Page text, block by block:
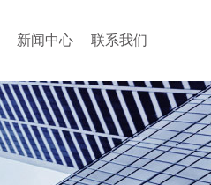
新闻中心 联系我们